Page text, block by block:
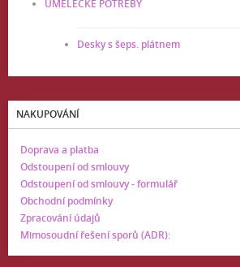
UMĚLECKÉ POTŘEBY
Desky s šeps. plátnem
NAKUPOVÁNÍ
Doprava a platba
Odstoupení od smlouvy
Odstoupení od smlouvy - formulář
Obchodní podmínky
Zpracování údajů
Mimosoudní řešení sporů (ADR):